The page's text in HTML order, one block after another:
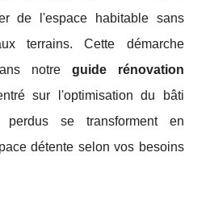
de l'espace habitable sans
terrains. Cette démarche
notre guide rénovation
sur l'optimisation du bâti
perdus se transforment en
détente selon vos besoins